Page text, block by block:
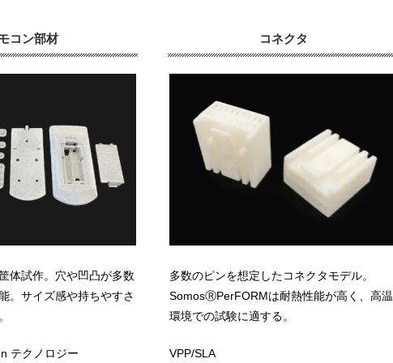
コン部材
体試作。穴や凹凸が多数
。サイズ感や持ちやすさ
テクノロジー
コネクタ
多数のピンを想定したコネクタモデル。
SomosⓇPerFORMは耐熱性能が高く、高温
環境での試験に適する。
VPP/SLA